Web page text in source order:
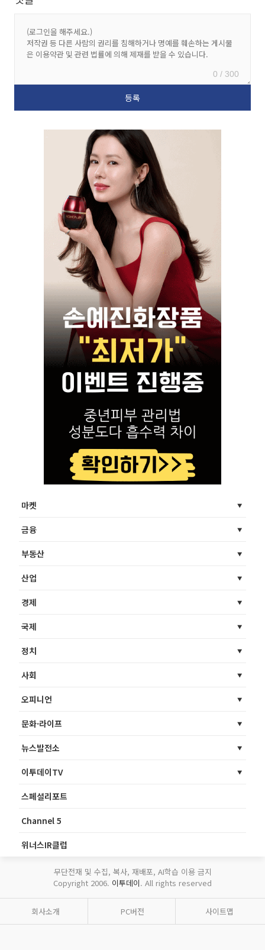
0 / 300
마켓
금융
부동산
산업
경제
국제
정치
사회
오피니언
문화·라이프
뉴스발전소
이투데이TV
스페셜리포트
Channel 5
위너스IR클럽
무단전재 및 수집, 복사, 재배포, AI학습 이용 금지
Copyright 2006. 이투데이. All rights reserved
회사소개 PC버전 사이트맵